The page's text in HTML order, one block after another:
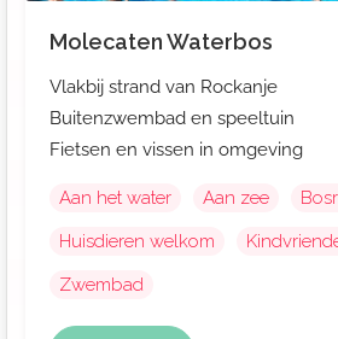
Molecaten Waterbos
Vlakbij strand van Rockanje
Buitenzwembad en speeltuin
Fietsen en vissen in omgeving
Aan het water Aan zee
Huisdieren welkom
Zwembad